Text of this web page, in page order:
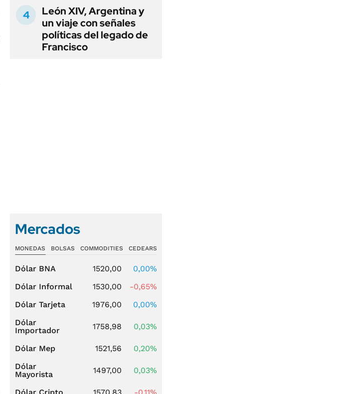
León XIV, Argentina y
un viaje con señales
políticas del legado de
Francisco
Mercados
MONEDAS BOLSAS COMMODITIES CEDEARS
Dólar BNA 1520,00
0,00%
Dólar Informal
1530,00
-0,65%
Dólar Tarjeta
1976,00
0,00%
Dólar
Importador
1758,98 0,03%
Dólar Mep 1521,56
0,20%
Dólar
Mayorista
1497,00 0,03%